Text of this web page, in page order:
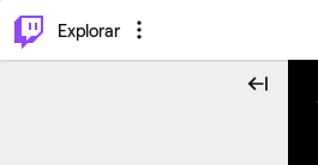
Explorar